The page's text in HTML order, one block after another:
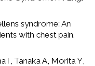
syndrome: An
with chest pain.
I, Tanaka A, Morita Y,